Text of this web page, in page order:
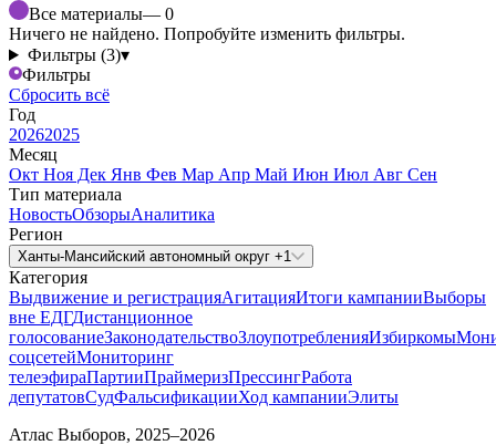
Все материалы— 0
Ничего не найдено. Попробуйте изменить фильтры.
Фильтры (3)▾
Фильтры
Сбросить всё
Год
20262025
Месяц
Окт Ноя Дек Янв Фев Мар Апр Май Июн Июл Авг Сен
Тип материала
НовостьОбзорыАналитика
Регион
Ханты-Мансийский автономный округ +1
Категория
Выдвижение и регистрацияАгитацияИтоги кампанииВыборы
вне ЕДГДистанционное
голосованиеЗаконодательствоЗлоупотребленияИзбиркомы
соцсетейМониторинг
телеэфираПартииПраймеризПрессингРабота
депутатовСудФальсификацииХод кампанииЭлиты
Атлас Выборов, 2025–2026